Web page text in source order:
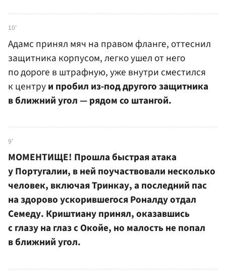
10'
Адамс принял мяч на правом фланге, оттеснил
защитника корпусом, легко ушел от него
по дороге в штрафную, уже внутри сместился
к центруи пробил из-под другого защитника
в ближний угол — рядом со штангой.
9'
МОМЕНТИЩЕ! Прошла быстрая атака
у Португалии, в ней поучаствовали несколько
человек, включая Тринкау, а последний пас
на здорово ускорившегося Роналду отдал
Семеду. Криштиану принял, оказавшись
с глазу на глаз с Окойе, но малость не попал
в ближний угол.